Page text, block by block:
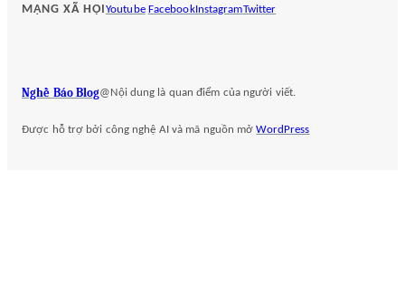
a
MẠNG XÃ HỘIYoutube FacebookInstagramTwitter
Nghề Báo Blog@Nội dung là quan điểm của người viết.
Được hỗ trợ bởi công nghệ AI và mã nguồn mởWordPress